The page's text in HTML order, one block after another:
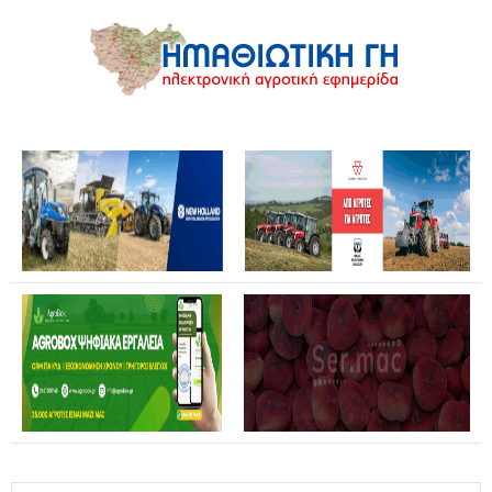
Θανάσης Καββαδάς: Θωρακίζεται όλη η χώρα απέναντι